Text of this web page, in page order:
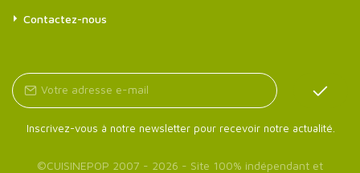
Contactez-nous
Inscrivez-vous à notre newsletter pour recevoir notre actualité.
©CUISINEPOP 2007 - 2026 - Site 100% indépendant et